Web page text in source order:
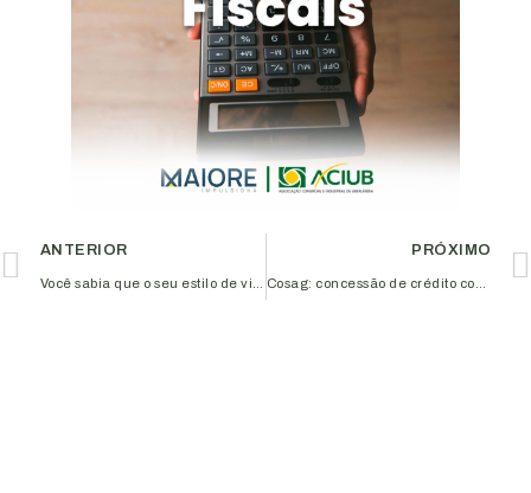
ANTERIOR PRÓXIMO